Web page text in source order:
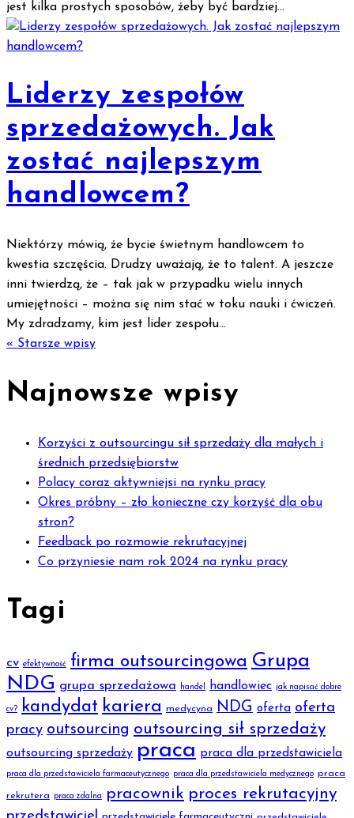
jest kilka prostych sposobów, żeby być bardziej...
Liderzy zespołów
sprzedażowych. Jak
zostać najlepszym
handlowcem?
Niektórzy mówią, że bycie świetnym handlowcem to
kwestia szczęścia. Drudzy uważają, że to talent. A jeszcze
inni twierdzą, że – tak jak w przypadku wielu innych
umiejętności – można się nim stać w toku nauki i ćwiczeń.
My zdradzamy, kim jest lider zespołu...
« Starsze wpisy
Najnowsze wpisy
Korzyści z outsourcingu sił sprzedaży dla małych i
średnich przedsiębiorstw
Polacy coraz aktywniejsi na rynku pracy
Okres próbny – zło konieczne czy korzyść dla obu
stron?
Feedback po rozmowie rekrutacyjnej
Co przyniesie nam rok 2024 na rynku pracy
Tagi
cv efektywność firma outsourcingowa Grupa
NDG grupa sprzedażowa handel handlowiec jak napisać dobre
cv? kandydat kariera medycyna NDG oferta oferta
pracy outsourcing outsourcing sił sprzedaży
outsourcing sprzedaży praca praca dla przedstawiciela
praca dla przedstawiciela farmaceutycznego praca dla przedstawiciela medycznego praca
rekrutera praca zdalna pracownik proces rekrutacyjny